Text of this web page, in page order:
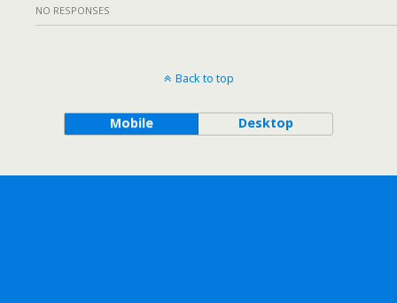
NO RESPONSES
Back to top
Mobile Desktop